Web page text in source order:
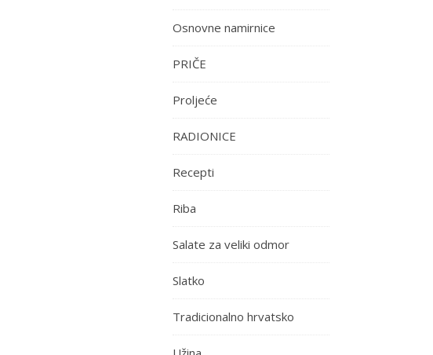
Osnovne namirnice
PRIČE
Proljeće
RADIONICE
Recepti
Riba
Salate za veliki odmor
Slatko
Tradicionalno hrvatsko